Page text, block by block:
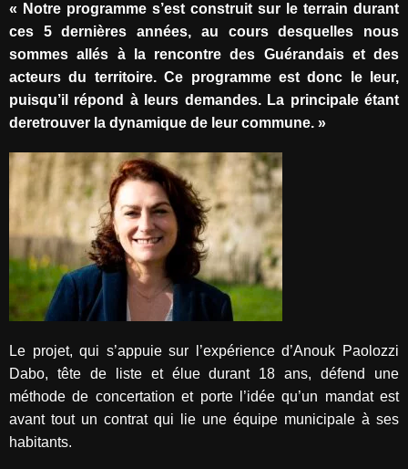
« Notre programme s’est construit sur le terrain durant
ces 5 dernières années, au cours desquelles nous
sommes allés à la rencontre des Guérandais et des
acteurs du territoire. Ce programme est donc le leur,
puisqu’il répond à leurs demandes. La principale étant
deretrouver la dynamique de leur commune. »
Le projet, qui s’appuie sur l’expérience d’Anouk Paolozzi
Dabo, tête de liste et élue durant 18 ans, défend une
méthode de concertation et porte l’idée qu’un mandat est
avant tout un contrat qui lie une équipe municipale à ses
habitants.